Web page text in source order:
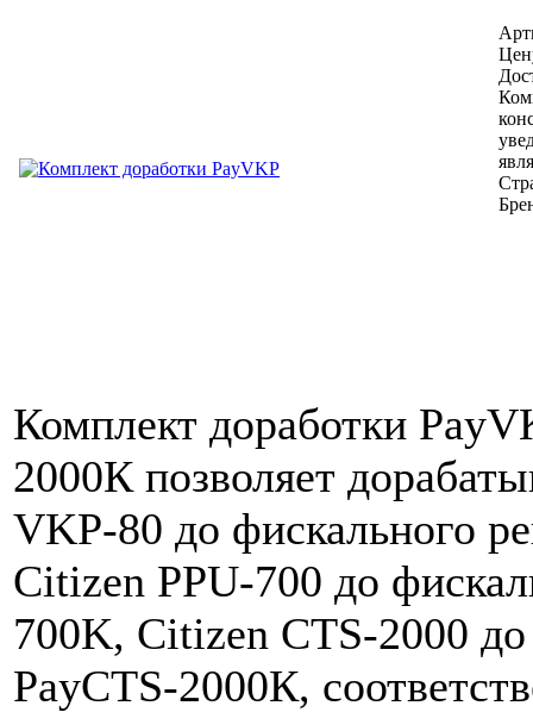
Комплект доработки
2000К позволяет
VKP-80 до фискального
Citizen PPU-700 до
700K, Citizen CTS-2000 до
PayCTS-2000К,